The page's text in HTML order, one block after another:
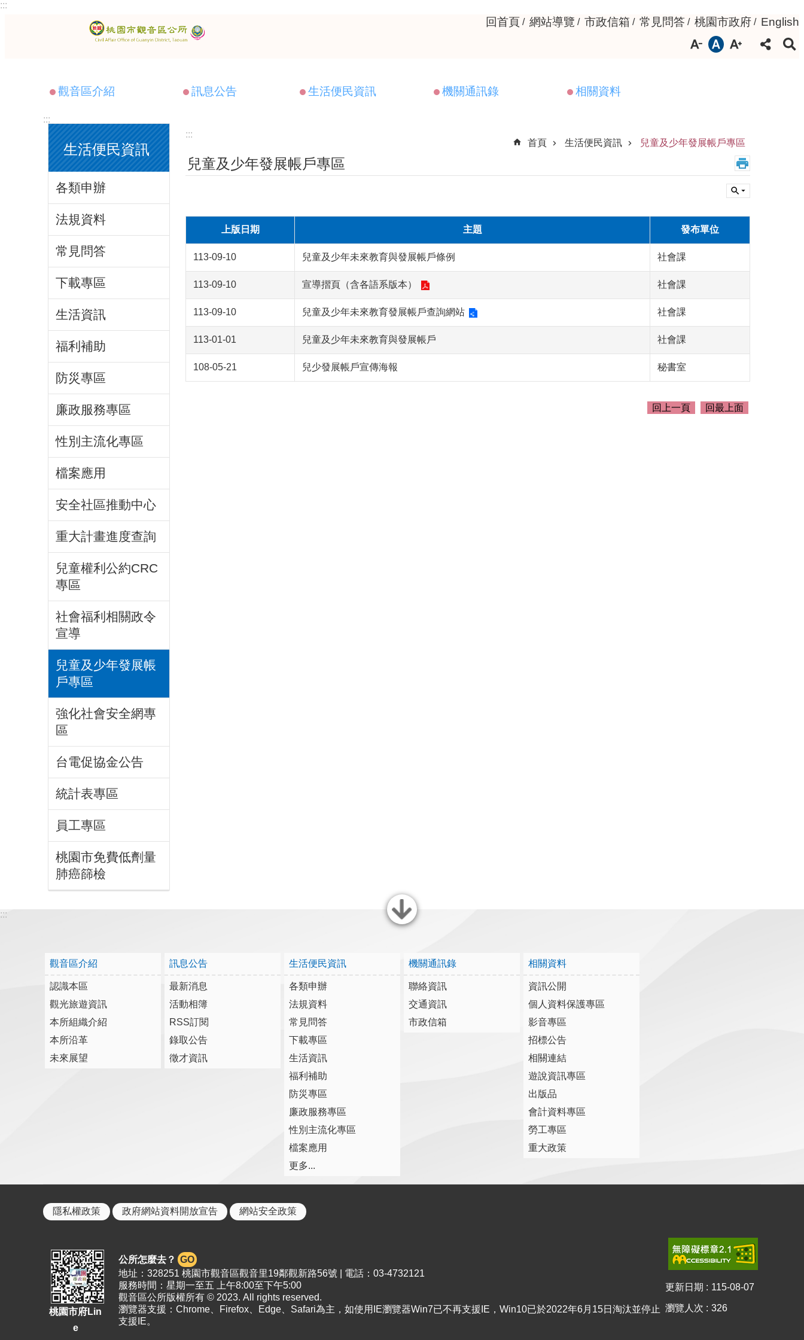
跳到主要內容區塊
:::
回首頁 網站導覽 市政信箱 常見問答 桃園市政府 English
觀音區介紹 訊息公告 生活便民資訊 機關通訊錄 相關資料
:::
生活便民資訊
各類申辦
法規資料
常見問答
下載專區
生活資訊
福利補助
防災專區
廉政服務專區
性別主流化專區
檔案應用
安全社區推動中心
重大計畫進度查詢
兒童權利公約CRC
專區
社會福利相關政令
宣導
兒童及少年發展帳
戶專區
強化社會安全網專
區
台電促協金公告
統計表專區
員工專區
桃園市免費低劑量
肺癌篩檢
:::
首頁
生活便民資訊 兒童及少年發展帳戶專區
兒童及少年發展帳戶專區
上版日期 主題 發布單位
113-09-10 兒童及少年未來教育與發展帳戶條例 社會課
113-09-10 宣導摺頁（含各語系版本） 社會課
113-09-10 兒童及少年未來教育發展帳戶查詢網站 社會課
113-01-01 兒童及少年未來教育與發展帳戶 社會課
108-05-21 兒少發展帳戶宣傳海報 秘書室
回上一頁 回最上面
關閉
:::
觀音區介紹
認識本區
觀光旅遊資訊
本所組織介紹
本所沿革
未來展望
訊息公告
最新消息
活動相簿
RSS訂閱
錄取公告
徵才資訊
生活便民資訊
各類申辦
法規資料
常見問答
下載專區
生活資訊
福利補助
防災專區
廉政服務專區
性別主流化專區
檔案應用
更多...
機關通訊錄
聯絡資訊
交通資訊
市政信箱
相關資料
資訊公開
個人資料保護專區
影音專區
招標公告
相關連結
遊說資訊專區
出版品
會計資料專區
勞工專區
重大政策
隱私權政策 政府網站資料開放宣告 網站安全政策
桃園市府Lin
e
公所怎麼去？ GO
地址：328251 桃園市觀音區觀音里19鄰觀新路56號 | 電話：03-4732121
服務時間：星期一至五 上午8:00至下午5:00
觀音區公所版權所有 © 2023. All rights reserved.
瀏覽器支援：Chrome、Firefox、Edge、Safari為主，如使用IE瀏覽器Win7已不再支援IE，Win10已於2022年6月15日淘汰並停止
支援IE。
更新日期 115-08-07
瀏覽人次 326